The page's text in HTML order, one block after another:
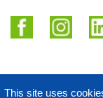
This site uses